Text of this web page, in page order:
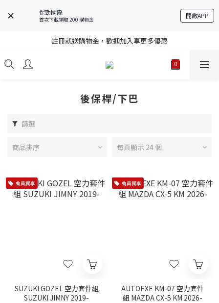
保勁國際
首次下載領取 200 購物金 開啟APP
註冊就送購物金，歡迎加入享更多優惠
註冊就送購物金，歡迎加入享更多優惠
進口商品庫存變動快速，無法即時更新，請多加利用詢問功能
後保桿/下巴
篩選
商品排序 每頁顯示 24 個
會員獨享
SUZUKI GOZEL 空力套件組
SUZUKI JIMNY 2019-
會員獨享
AUTOEXE KM-07 空力套件
組 MAZDA CX-5 KM 2026-